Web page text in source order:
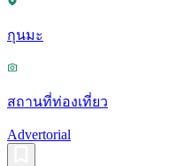
กุนมะ
สถานที่ท่องเที่ยว
Advertorial